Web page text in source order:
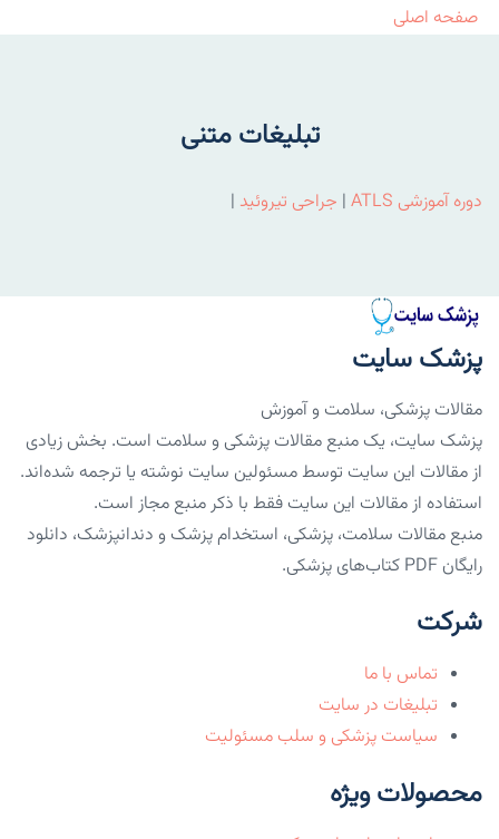
صفحه اصلی
تبلیغات متنی
دوره آموزشی ATLS | جراحی تیروئید |
پزشک سایت
مقالات پزشکی، سلامت و آموزش
پزشک سایت، یک منبع مقالات پزشکی و سلامت است. بخش زیادی
از مقالات این سایت توسط مسئولین سایت نوشته یا ترجمه شده‌اند.
استفاده از مقالات این سایت فقط با ذکر منبع مجاز است.
منبع مقالات سلامت، پزشکی، استخدام پزشک و دندانپزشک، دانلود
رایگان PDF کتاب‌های پزشکی.
شرکت
تماس با ما
تبلیغات در سایت
سیاست پزشکی و سلب مسئولیت
محصولات ویژه